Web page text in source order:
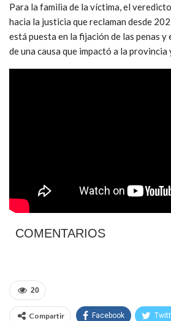
Para la familia de la víctima, el
hacia la justicia que reclaman desde
está puesta en la fijación de las penas
de una causa que impactó a la provincia
COMENTARIOS
20
Compartir Facebook